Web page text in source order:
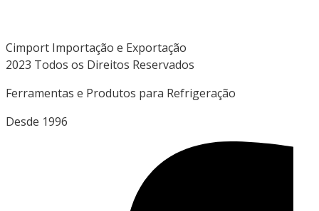
Cimport Importação e Exportação
2023 Todos os Direitos Reservados
Ferramentas e Produtos para Refrigeração
Desde 1996